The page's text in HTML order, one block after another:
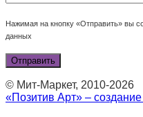
Нажимая на кнопку «Отправить» вы
данных
© Мит-Маркет, 2010-2026
«Позитив Арт» –